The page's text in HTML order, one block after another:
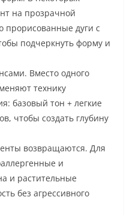
на прозрачной
прорисованные дуги с
подчеркнуть форму и
Вместо одного
технику
базовый тон + легкие
чтобы создать глубину
возвращаются. Для
и
и растительные
без агрессивного